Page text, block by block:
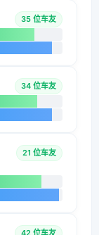
35 位车友
34 位车友
21 位车友
42 位车友